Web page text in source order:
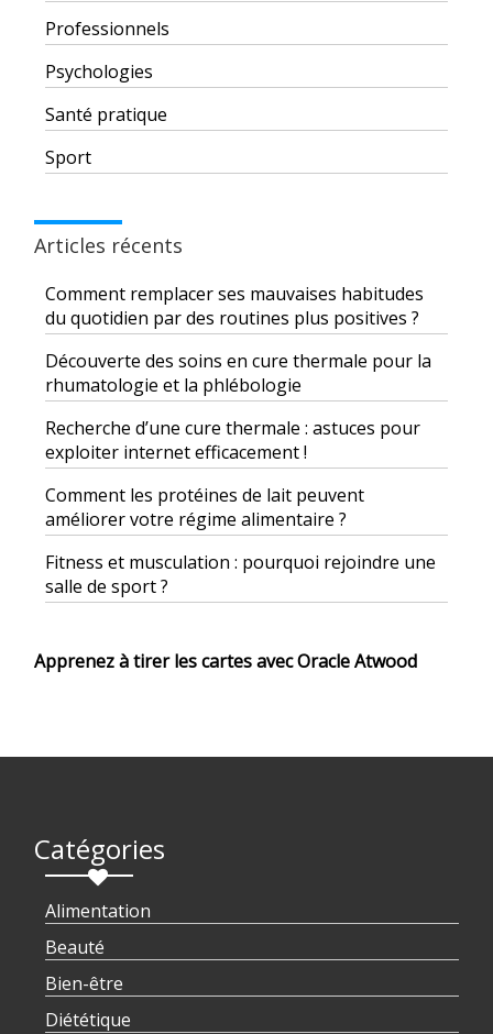
Professionnels
Psychologies
Santé pratique
Sport
Articles récents
Comment remplacer ses mauvaises habitudes
du quotidien par des routines plus positives ?
Découverte des soins en cure thermale pour la
rhumatologie et la phlébologie
Recherche d’une cure thermale : astuces pour
exploiter internet efficacement !
Comment les protéines de lait peuvent
améliorer votre régime alimentaire ?
Fitness et musculation : pourquoi rejoindre une
salle de sport ?
Apprenez à tirer les cartes avec Oracle Atwood
Catégories
Alimentation
Beauté
Bien-être
Diététique